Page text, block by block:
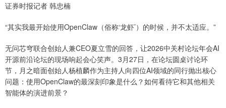
证券时报记者 韩忠楠
“其实我最开始使用OpenClaw（俗称‘龙虾’）的时候，并不太适应。”
无问芯穹联合创始人兼CEO夏立雪的回答，让2026中关村论坛年会AI
开源前沿论坛的现场响起会心笑声。3月27日，在论坛圆桌讨论环
节，月之暗面创始人杨植麟作为主持人向四位AI领域的同行抛出核心
问题：使用OpenClaw的最深刻印象是什么？如何看待它和其他相关
智能体的演进前景？